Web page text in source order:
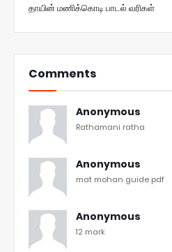
தாயின் மணிக்கொடி பாடல் வரிகள்
Comments
Anonymous
Rathamani ratha
Anonymous
mat mohan guide pdf
Anonymous
12 mark